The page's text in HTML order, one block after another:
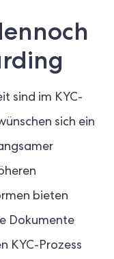
sind im KYC-
sich ein
bieten
Dokumente
KYC-Prozess